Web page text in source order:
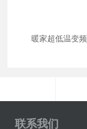
暖家超低温变频
联系我们